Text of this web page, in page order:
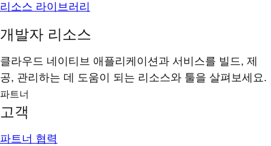
리소스 라이브러리
개발자 리소스
클라우드 네이티브 애플리케이션과 서비스를 빌드, 제
공, 관리하는 데 도움이 되는 리소스와 툴을 살펴보세요.
파트너
고객
파트너 협력